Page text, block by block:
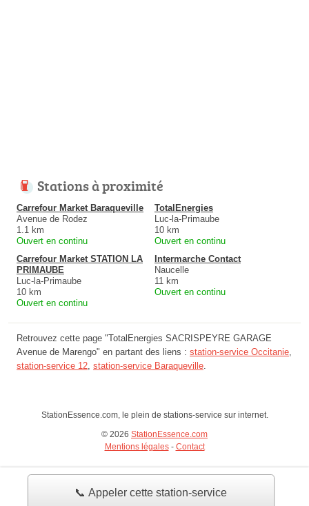
📞 Appeler cette station-service
Stations à proximité
Carrefour Market Baraqueville
Avenue de Rodez
1.1 km
Ouvert en continu
TotalEnergies
Luc-la-Primaube
10 km
Ouvert en continu
Carrefour Market STATION LA
PRIMAUBE
Luc-la-Primaube
10 km
Ouvert en continu
Intermarche Contact
Naucelle
11 km
Ouvert en continu
Retrouvez cette page "TotalEnergies SACRISPEYRE GARAGE
Avenue de Marengo" en partant des liens : station-service Occitanie
station-service 12 station-service Baraqueville
StationEssence.com, le plein de stations-service sur internet.
© 2026 StationEssence.com
Mentions légales- Contact